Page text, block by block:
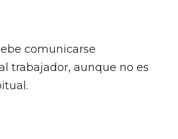
comunicarse
trabajador, aunque no es